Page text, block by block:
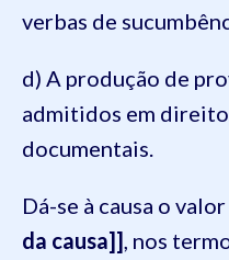
verbas de
d) A produção de
admitidos em
documentais.
Dá-se à causa o
da causa]], nos